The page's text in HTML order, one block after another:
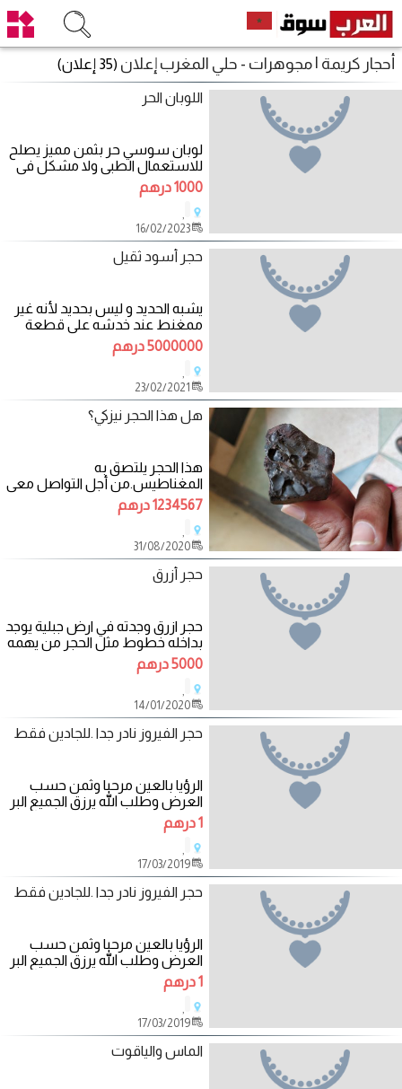
أحجار كريمة | مجوهرات - حلي المغرب إعلان (35 إعلان)
اللوبان الحر
لوبان سوسي حر بثمن مميز يصلح
للاستعمال الطبي ولا مشكل في
التوصيل
1000 درهم
,
16/02/2023
حجر أسود ثقيل
يشبه الحديد و ليس بحديد لأنه غير
ممغنط عند خدشه على قطعة
سيراميك يعطي لون برتقالي يشبه
5000000 درهم
,
هل هذا الحجر نيزكي؟
هذا الحجر يلتصق به
المغناطيس.من أجل التواصل معي
المرجو الاتصال عبر الهاتف
1234567 درهم
,
31/08/2020
حجر أزرق
حجر ازرق وجدته في ارض جبلية يوجد
بداخله خطوط مثل الحجر من يهمه
الامر يرسل لي في الواتساب او
5000 درهم
,
14/01/2020
حجر الفيروز نادر جدا .للجادين فقط
الرؤيا بالعين مرحبا وثمن حسب
العرض وطلب الله يرزق الجميع البر
بالوالدين وسلام عليكم
1 درهم
,
17/03/2019
حجر الفيروز نادر جدا .للجادين فقط
الرؤيا بالعين مرحبا وثمن حسب
العرض وطلب الله يرزق الجميع البر
بالوالدين وسلام عليكم
1 درهم
,
17/03/2019
الماس والياقوت